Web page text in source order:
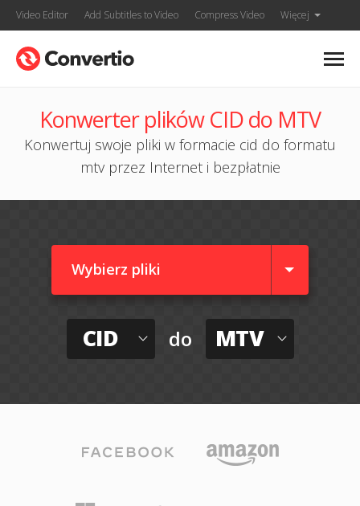
Video Editor Add Subtitles to Video Compress Video Więcej
Konwerter plików CID do MTV
Konwertuj swoje pliki w formacie cid do formatu
mtv przez Internet i bezpłatnie
Wybierz pliki
CID do MTV